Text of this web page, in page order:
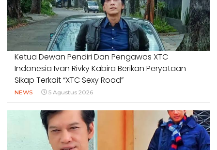
Ketua Dewan Pendiri Dan Pengawas XTC
Indonesia Ivan Rivky Kabira Berikan Peryataan
Sikap Terkait “XTC Sexy Road”
NEWS 5 Agustus 2026